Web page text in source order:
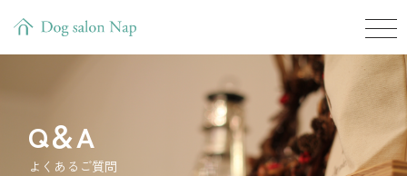
Q＆A
よくあるご質問